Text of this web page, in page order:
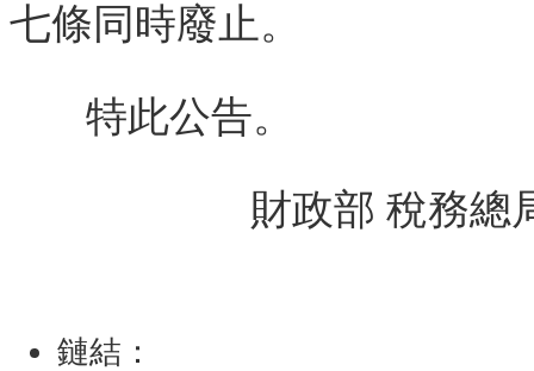
七條同時廢止。
特此公告。
財政部 稅務總
鏈結：